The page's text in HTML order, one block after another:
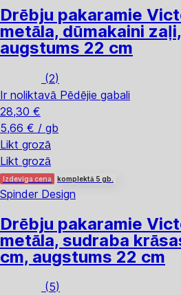
Drēbju pakaramie
metāla, dūmakaini
augstums 22 cm
(2)
Ir noliktavā Pēdējie gabali
28,30 €
5,66 € / gb
Likt grozā
Likt grozā
Izdevīga cena komplektā 5 gb.
Spinder Design
Drēbju pakaramie
metāla, sudraba
cm, augstums 22 cm
(5)